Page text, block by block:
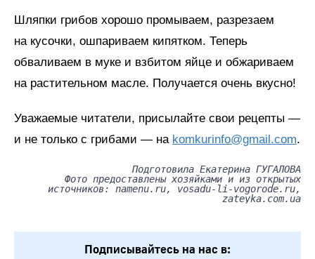
Шляпки грибов хорошо промываем, разрезаем
на кусочки, ошпариваем кипятком. Теперь
обваливаем в муке и взбитом яйце и обжариваем
на растительном масле. Получается очень вкусно!
Уважаемые читатели, присылайте свои рецепты —
и не только с грибами — на komkurinfo@gmail.com.
Подготовила Екатерина ГУГАЛОВА
Фото предоставлены хозяйками и из открытых
источников: namenu.ru, vosadu-li-vogorode.ru,
zateyka.com.ua
Подписывайтесь на нас в: